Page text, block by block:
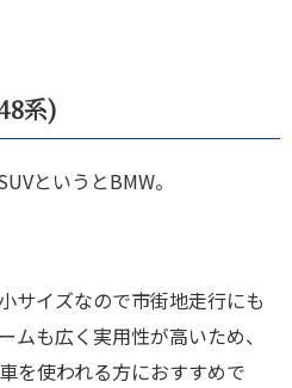
系)
というとBMW。
サイズなので市街地走行にも
ムも広く実用性が高いため、
を使われる方におすすめで